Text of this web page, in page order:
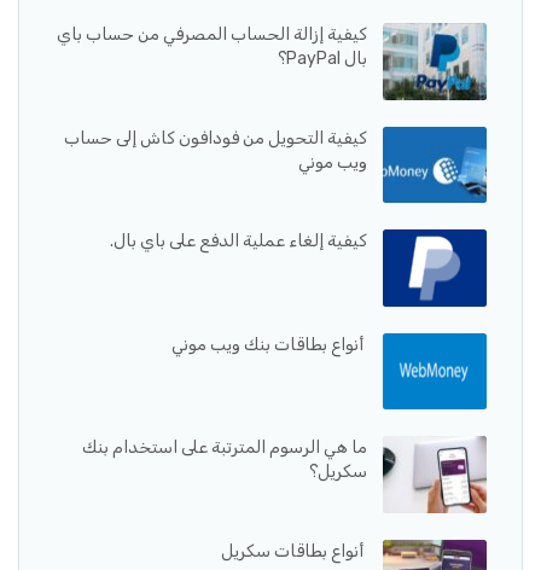
كيفية إزالة الحساب المصرفي من حساب باي
بال PayPal؟
كيفية التحويل من فودافون كاش إلى حساب
ويب موني
كيفية إلغاء عملية الدفع على باي بال.
أنواع بطاقات بنك ويب موني
ما هي الرسوم المترتبة على استخدام بنك
سكريل؟
أنواع بطاقات سكريل